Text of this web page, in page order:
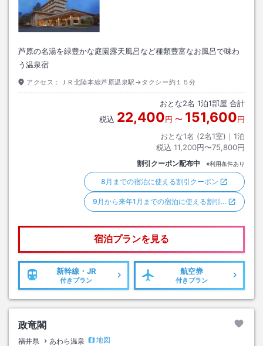
芦原の名湯を緑豊かな庭園露天風呂など種類豊富なお風呂で味わ
う温泉宿
アクセス： ＪＲ北陸本線芦原温泉駅→タクシー約１５分
おとな2名 1泊1部屋 合計
税込 22,400円 〜 151,600円
おとな1名 (2名1室)｜ 1泊
税込 11,200円〜75,800円
割引クーポン配布中 ※利用条件あり
8月までの宿泊に使える割引クーポン
9月から来年1月までの宿泊に使える割引…
宿泊プランを見る
新幹線・JR
付きプラン
航空券
付きプラン
政竜閣
福井県 あわら温泉
地図